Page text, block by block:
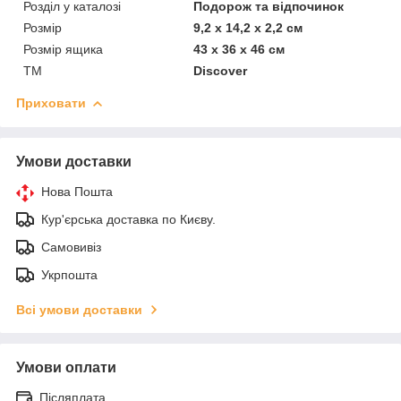
Розділ у каталозі
Подорож та відпочинок
Розмір
9,2 х 14,2 х 2,2 см
Розмір ящика
43 х 36 х 46 см
ТМ
Discover
Приховати
Умови доставки
Нова Пошта
Кур'єрська доставка по Києву.
Самовивіз
Укрпошта
Всі умови доставки
Умови оплати
Післяплата